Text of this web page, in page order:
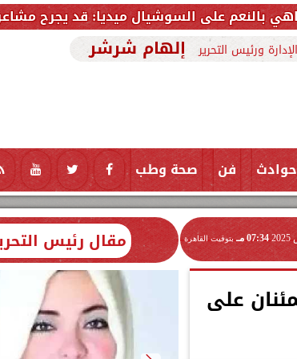
السوشيال ميديا: قد يجرح مشاعر الآخرين
ورئيس التحرير إلهام شرشر
حوادث فن صحة وطب تكنولوجيا
07:34 مـ بتوقيت القاهرة
على
مقال رئيس